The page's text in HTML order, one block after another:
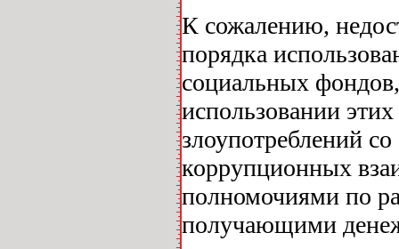
К сожалению,
порядка
социальных
использовании
злоупотреблений
коррупционных
полномочиями по
получающими